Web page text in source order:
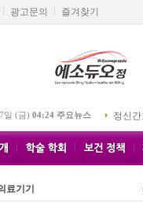
광고문의 즐겨찾기
일 (금) 04:24 주요뉴스 정신
료기기